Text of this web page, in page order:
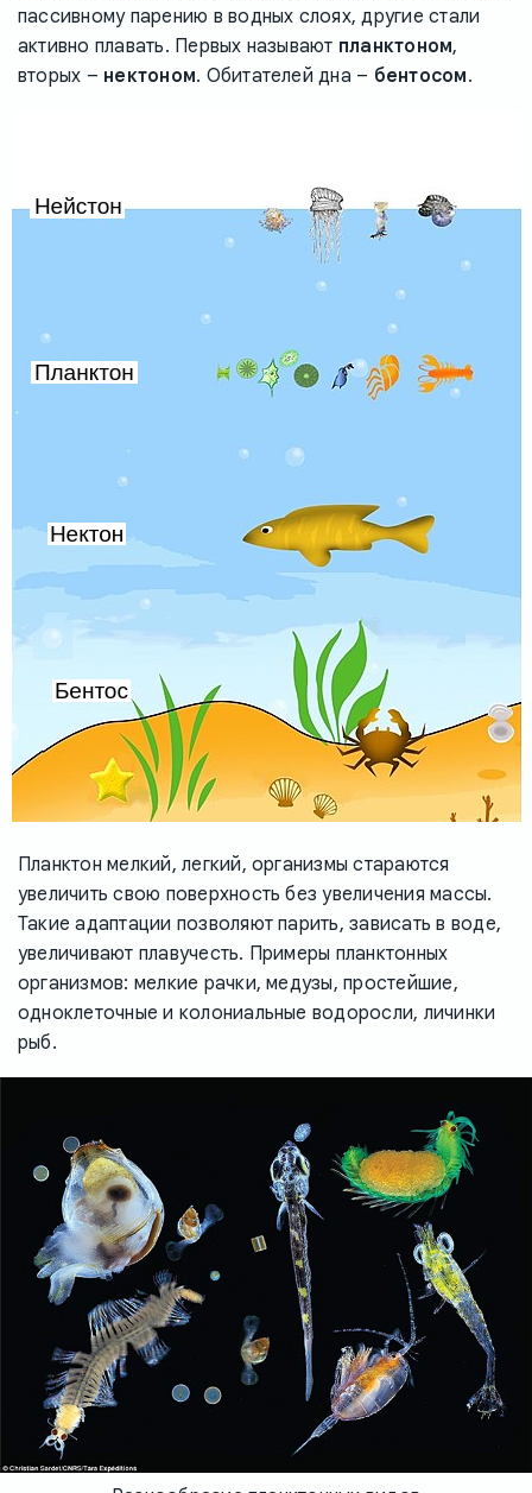
пассивному парению в водных слоях, другие стали
активно плавать. Первых называют планктоном,
вторых – нектоном. Обитателей дна – бентосом.
Планктон мелкий, легкий, организмы стараются
увеличить свою поверхность без увеличения массы.
Такие адаптации позволяют парить, зависать в воде,
увеличивают плавучесть. Примеры планктонных
организмов: мелкие рачки, медузы, простейшие,
одноклеточные и колониальные водоросли, личинки
рыб.